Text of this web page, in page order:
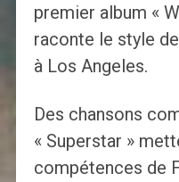
premier album «
raconte le style
à Los Angeles.
Des chansons
« Superstar »
compétences de